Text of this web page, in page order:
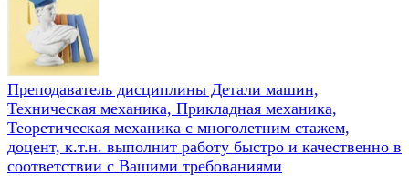
Преподаватель дисциплины Детали машин,
Техническая механика, Прикладная механика,
Теоретическая механика с многолетним стажем,
доцент, к.т.н. выполнит работу быстро и качественно в
соответствии с Вашими требованиями